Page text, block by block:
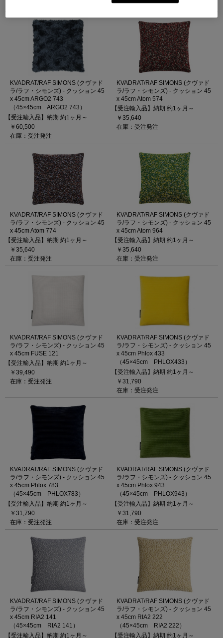
在庫：受注発注
KVADRAT/RAF SIMONS (クヴァド
ラ/ラフ・シモンズ) - クッション 45
x 45cm ARGO2 743
（45×45cm ARGO2 743）
【受注輸入品】納期 約1ヶ月～
￥60,500
在庫：受注発注
KVADRAT/RAF SIMONS (クヴァド
ラ/ラフ・シモンズ) - クッション 45
x 45cm Atom 574
【受注輸入品】納期 約1ヶ月～
￥35,640
在庫：受注発注
KVADRAT/RAF SIMONS (クヴァド
ラ/ラフ・シモンズ) - クッション 45
x 45cm Atom 774
【受注輸入品】納期 約1ヶ月～
￥35,640
在庫：受注発注
KVADRAT/RAF SIMONS (クヴァド
ラ/ラフ・シモンズ) - クッション 45
x 45cm Atom 964
【受注輸入品】納期 約1ヶ月～
￥35,640
在庫：受注発注
KVADRAT/RAF SIMONS (クヴァド
ラ/ラフ・シモンズ) - クッション 45
x 45cm FUSE 121
【受注輸入品】納期 約1ヶ月～
￥39,490
在庫：受注発注
KVADRAT/RAF SIMONS (クヴァド
ラ/ラフ・シモンズ) - クッション 45
x 45cm Phlox 433
（45×45cm PHLOX433）
【受注輸入品】納期 約1ヶ月～
￥31,790
在庫：受注発注
KVADRAT/RAF SIMONS (クヴァド
ラ/ラフ・シモンズ) - クッション 45
x 45cm Phlox 783
（45×45cm PHLOX783）
【受注輸入品】納期 約1ヶ月～
￥31,790
在庫：受注発注
KVADRAT/RAF SIMONS (クヴァド
ラ/ラフ・シモンズ) - クッション 45
x 45cm Phlox 943
（45×45cm PHLOX943）
【受注輸入品】納期 約1ヶ月～
￥31,790
在庫：受注発注
KVADRAT/RAF SIMONS (クヴァド
ラ/ラフ・シモンズ) - クッション 45
x 45cm RIA2 141
（45×45cm RIA2 141）
【受注輸入品】納期 約1ヶ月～
KVADRAT/RAF SIMONS (クヴァド
ラ/ラフ・シモンズ) - クッション 45
x 45cm RIA2 222
（45×45cm RIA2 222）
【受注輸入品】納期 約1ヶ月～